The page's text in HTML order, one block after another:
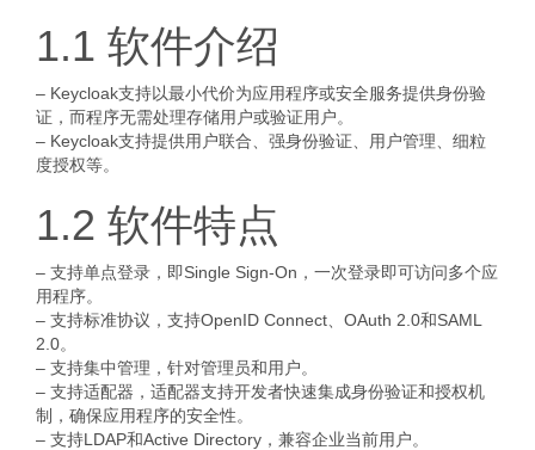
1.1 软件介绍
– Keycloak支持以最小代价为应用程序或安全服务提供身份验
证，而程序无需处理存储用户或验证用户。
– Keycloak支持提供用户联合、强身份验证、用户管理、细粒
度授权等。
1.2 软件特点
– 支持单点登录，即Single Sign-On，一次登录即可访问多个应
用程序。
– 支持标准协议，支持OpenID Connect、OAuth 2.0和SAML
2.0。
– 支持集中管理，针对管理员和用户。
– 支持适配器，适配器支持开发者快速集成身份验证和授权机
制，确保应用程序的安全性。
– 支持LDAP和Active Directory，兼容企业当前用户。